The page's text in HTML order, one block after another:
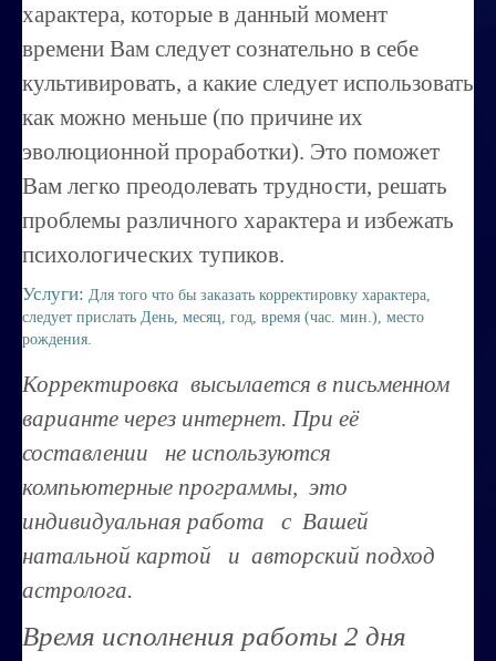
Ваша жизненная миссия
Экспресс-курс по Су-джок терапии
Воспитание ребенка без угроз и насилия
Строим счастливую семью
СТОИМОСТЬ УСЛУГ
ОБО МНЕ
КОНТАКТЫ
характера, которые в данный момент
времени Вам следует сознательно в себе
культивировать, а какие следует использовать
как можно меньше (по причине их
эволюционной проработки). Это поможет
Вам легко преодолевать трудности, решать
проблемы различного характера и избежать
психологических тупиков.
Услуги: Для того что бы заказать корректировку характера,
следует прислать День, месяц, год, время (час. мин.), место
рождения.
Корректировка высылается в письменном
варианте через интернет. При её
составлении не используются
компьютерные программы, это
индивидуальная работа с Вашей
натальной картой и авторский подход
астролога.
Время исполнения работы 2 дня